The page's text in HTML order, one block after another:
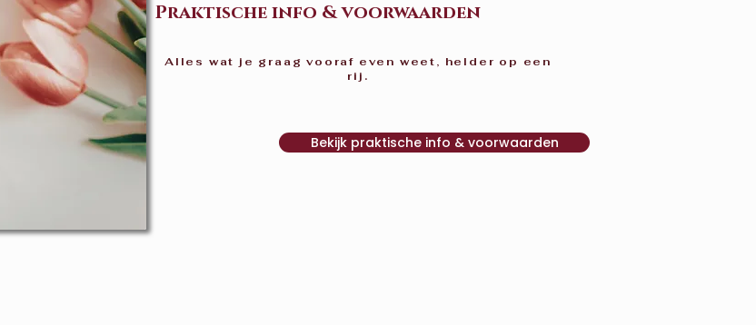
Praktische info & voorwaarden
Alles wat je graag vooraf even weet, helder op een
rij.
Bekijk praktische info & voorwaarden